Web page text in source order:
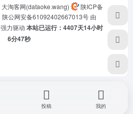
大淘客网(dataoke.wang)
陕ICP备
陕公网安备61092402667013号由
强力驱动 本站已运行：4407天14小时
6分47秒
投稿 我的